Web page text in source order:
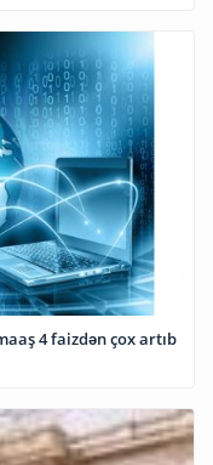
4 faizdən çox artıb